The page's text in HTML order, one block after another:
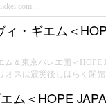
・ギエム＜
＆東京バレエ団＜HOPE
スは震災後しばらく閉
ム＜HOPE